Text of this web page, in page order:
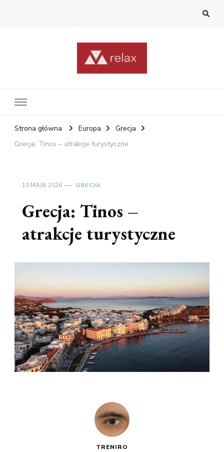
Strona główna Europa
Grecja
Grecja: Tinos – atrakcje turystyczne
10 MAJA 2026 GRECJA
Grecja: Tinos –
atrakcje turystyczne
TRENIRO